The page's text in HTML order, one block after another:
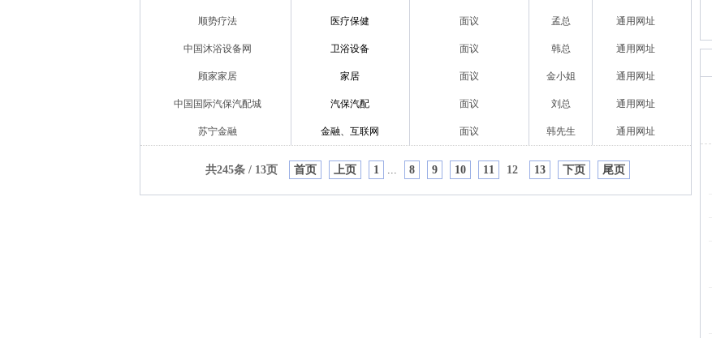
顺势疗法 医疗保健 面议 孟总 通用网址
中国沐浴设备网 卫浴设备 面议 韩总 通用网址
顾家家居 家居 面议 金小姐 通用网址
中国国际汽保汽配城 汽保汽配 面议 刘总 通用网址
苏宁金融 金融、互联网 面议 韩先生 通用网址
共245条 / 13页 首页 上页 1 ... 8 9 10 11 12 13 下页 尾页